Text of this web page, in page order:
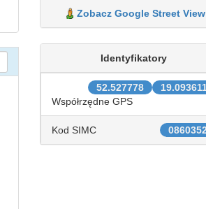
Zobacz Google Street View
Identyfikatory
52.527778
Współrzędne GPS
0860352
Kod SIMC